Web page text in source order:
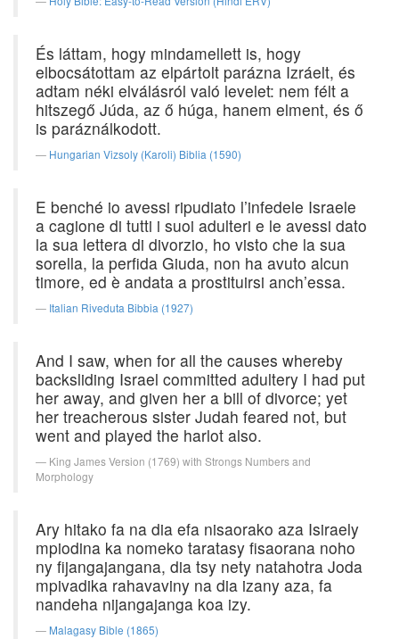
És láttam, hogy mindamellett is, hogy
elbocsátottam az elpártolt parázna Izráelt, és
adtam néki elválásról való levelet: nem félt a
hitszegő Júda, az ő húga, hanem elment, és ő
is paráználkodott.
Hungarian Vizsoly (Karoli) Biblia (1590)
E benché io avessi ripudiato l’infedele Israele
a cagione di tutti i suoi adulteri e le avessi dato
la sua lettera di divorzio, ho visto che la sua
sorella, la perfida Giuda, non ha avuto alcun
timore, ed è andata a prostituirsi anch’essa.
Italian Riveduta Bibbia (1927)
And I saw, when for all the causes whereby
backsliding Israel committed adultery I had put
her away, and given her a bill of divorce; yet
her treacherous sister Judah feared not, but
went and played the harlot also.
King James Version (1769) with Strongs Numbers and
Morphology
Ary hitako fa na dia efa nisaorako aza Isiraely
mpiodina ka nomeko taratasy fisaorana noho
ny fijangajangana, dia tsy nety natahotra Joda
mpivadika rahavaviny na dia izany aza, fa
nandeha nijangajanga koa izy.
Malagasy Bible (1865)